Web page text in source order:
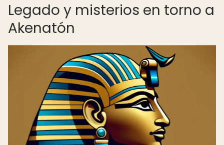
Legado y misterios en torno a
Akenatón